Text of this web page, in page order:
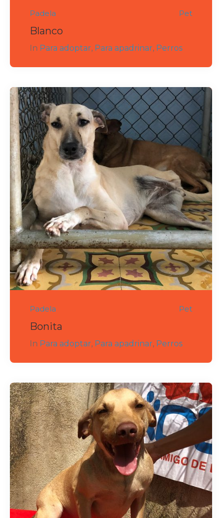
Padela Pet
Blanco
In Para adoptar, Para apadrinar, Perros
Padela Pet
Bonita
In Para adoptar, Para apadrinar, Perros